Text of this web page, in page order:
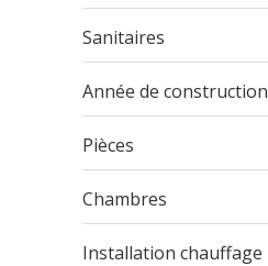
Sanitaires
Année de construction
Pièces
Chambres
Installation chauffage